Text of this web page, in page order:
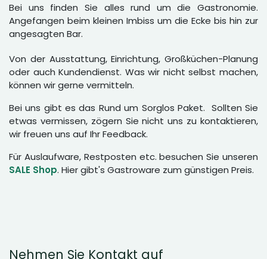
Bei uns finden Sie alles rund um die Gastronomie.
Angefangen beim kleinen Imbiss um die Ecke bis hin zur
angesagten Bar.
Von der Ausstattung, Einrichtung, Großküchen-Planung
oder auch Kundendienst. Was wir nicht selbst machen,
können wir gerne vermitteln.
Bei uns gibt es das Rund um Sorglos Paket. Sollten Sie
etwas vermissen, zögern Sie nicht uns zu kontaktieren,
wir freuen uns auf Ihr Feedback.
Für Auslaufware, Restposten etc. besuchen Sie unseren
SALE Shop. Hier gibt's Gastroware zum günstigen Preis.
Nehmen Sie Kontakt auf